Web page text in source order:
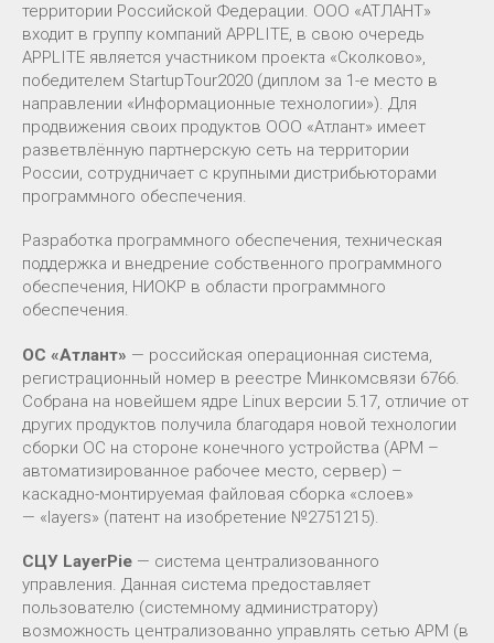
территории Российской Федерации. ООО «АТЛАНТ»
входит в группу компаний APPLITE, в свою очередь
APPLITE является участником проекта «Сколково»,
победителем StartupTour2020 (диплом за 1-е место в
направлении «Информационные технологии»). Для
продвижения своих продуктов ООО «Атлант» имеет
разветвлённую партнерскую сеть на территории
России, сотрудничает с крупными дистрибьюторами
программного обеспечения.
Разработка программного обеспечения, техническая
поддержка и внедрение собственного программного
обеспечения, НИОКР в области программного
обеспечения.
ОС «Атлант» — российская операционная система,
регистрационный номер в реестре Минкомсвязи 6766.
Собрана на новейшем ядре Linux версии 5.17, отличие от
других продуктов получила благодаря новой технологии
сборки ОС на стороне конечного устройства (АРМ –
автоматизированное рабочее место, сервер) –
каскадно-монтируемая файловая сборка «слоев»
— «layers» (патент на изобретение №2751215).
СЦУ LayerPie — система централизованного
управления. Данная система предоставляет
пользователю (системному администратору)
возможность централизованно управлять сетью АРМ (в